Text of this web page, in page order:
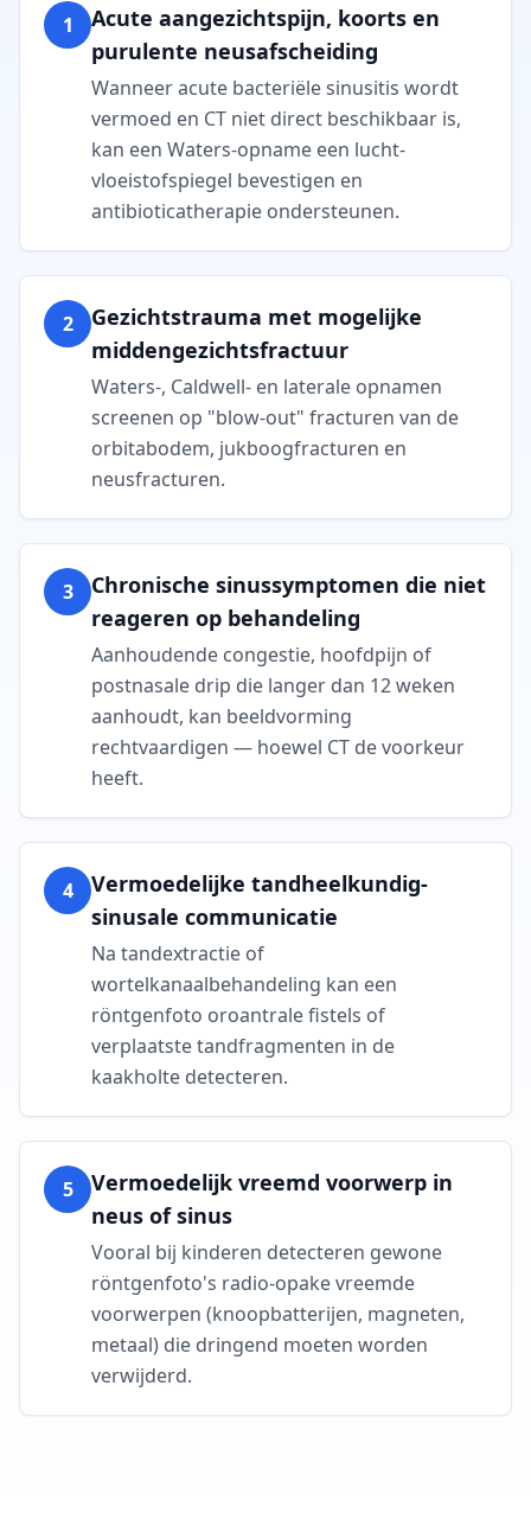
1
Acute aangezichtspijn, koorts en
purulente neusafscheiding
Wanneer acute bacteriële sinusitis wordt
vermoed en CT niet direct beschikbaar is,
kan een Waters-opname een lucht-
vloeistofspiegel bevestigen en
antibioticatherapie ondersteunen.
2
Gezichtstrauma met mogelijke
middengezichtsfractuur
Waters-, Caldwell- en laterale opnamen
screenen op "blow-out" fracturen van de
orbitabodem, jukboogfracturen en
neusfracturen.
3
Chronische sinussymptomen die niet
reageren op behandeling
Aanhoudende congestie, hoofdpijn of
postnasale drip die langer dan 12 weken
aanhoudt, kan beeldvorming
rechtvaardigen — hoewel CT de voorkeur
heeft.
4
Vermoedelijke tandheelkundig-
sinusale communicatie
Na tandextractie of
wortelkanaalbehandeling kan een
röntgenfoto oroantrale fistels of
verplaatste tandfragmenten in de
kaakholte detecteren.
5
Vermoedelijk vreemd voorwerp in
neus of sinus
Vooral bij kinderen detecteren gewone
röntgenfoto's radio-opake vreemde
voorwerpen (knoopbatterijen, magneten,
metaal) die dringend moeten worden
verwijderd.